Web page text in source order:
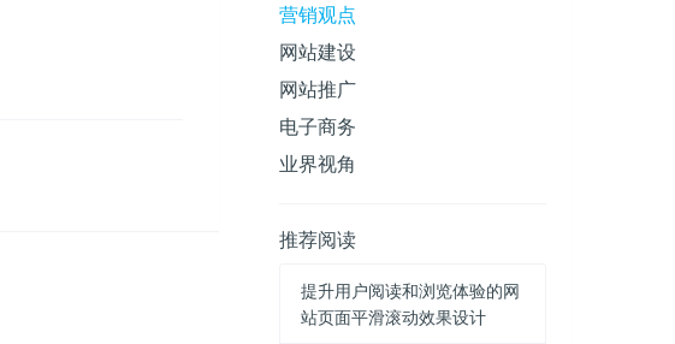
营销观点
网站建设
网站推广
电子商务
业界视角
推荐阅读
提升用户阅读和浏览体验的网
站页面平滑滚动效果设计